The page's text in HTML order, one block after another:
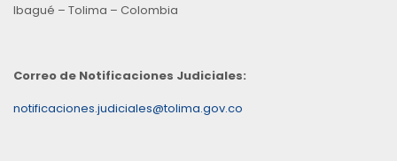
Ibagué – Tolima – Colombia
Correo de Notificaciones Judiciales:
notificaciones.judiciales@tolima.gov.co